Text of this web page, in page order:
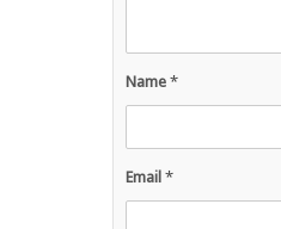
Name *
Email *